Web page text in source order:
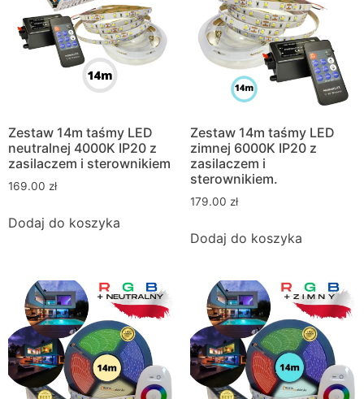
Zestaw 14m taśmy LED
neutralnej 4000K IP20 z
zasilaczem i sterownikiem
169.00 zł
Dodaj do koszyka
Zestaw 14m taśmy LED
zimnej 6000K IP20 z
zasilaczem i
sterownikiem.
179.00 zł
Dodaj do koszyka